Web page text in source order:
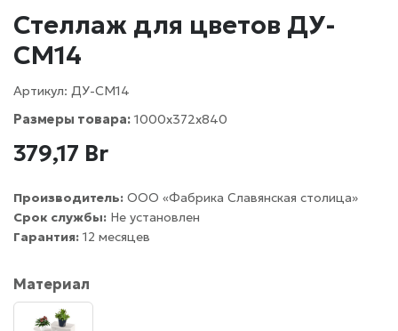
Стеллаж для цветов ДУ-
СМ14
Артикул: ДУ-СМ14
Размеры товара: 1000x372x840
379,17 Br
Производитель: ООО «Фабрика Славянская столица»
Срок службы: Не установлен
Гарантия: 12 месяцев
Материал